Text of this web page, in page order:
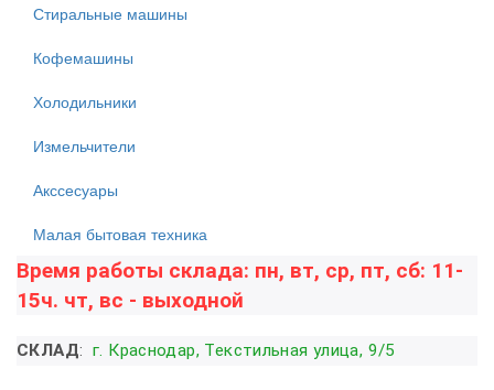
Стиральные машины
Кофемашины
Холодильники
Измельчители
Акссесуары
Малая бытовая техника
Время работы склада: пн, вт, ср, пт, сб: 11-
15ч. чт, вс - выходной
СКЛАД: г. Краснодар, Текстильная улица, 9/5